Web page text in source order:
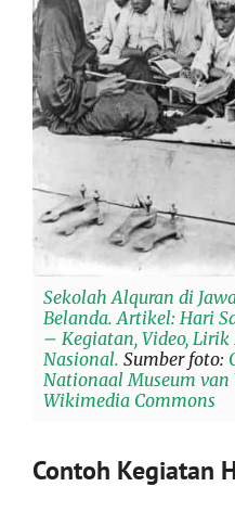
Sekolah Alquran di
Belanda. Artikel: Hari
– Kegiatan, Video,
Nasional. Sumber foto:
Nationaal Museum van
Wikimedia Commons
Contoh Kegiatan